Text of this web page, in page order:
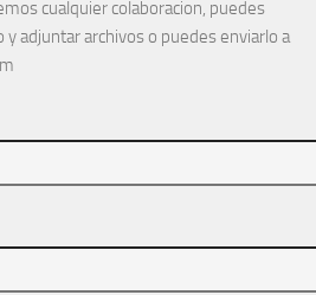
cualquier colaboracion, puedes
adjuntar archivos o puedes enviarlo a